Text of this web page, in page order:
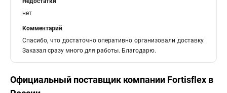
нет
Комментарий
Спасибо, что достаточно оперативно организовали доставку.
Заказал сразу много для работы. Благодарю.
Официальный поставщик компании Fortisflex в